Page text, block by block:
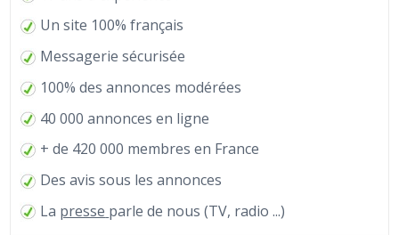
Un site 100% français
Messagerie sécurisée
100% des annonces modérées
40 000 annonces en ligne
+ de 420 000 membres en France
Des avis sous les annonces
La presse parle de nous (TV, radio ...)